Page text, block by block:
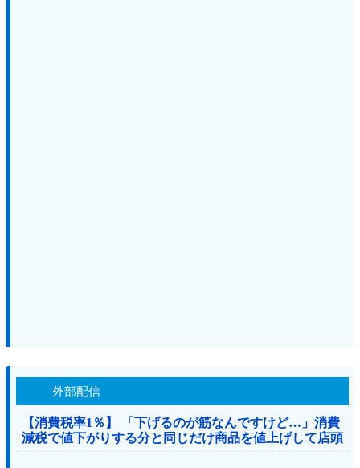
外部配信
【消費税率1％】 「下げるのが筋なんですけど…」消費
減税で値下がりする分と同じだけ商品を値上げして店頭
価格を変えない店も